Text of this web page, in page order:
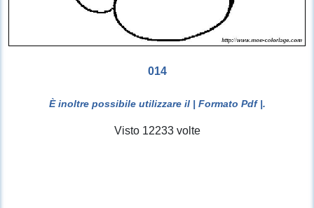
014
È inoltre possibile utilizzare il | Formato Pdf |.
Visto 12233 volte